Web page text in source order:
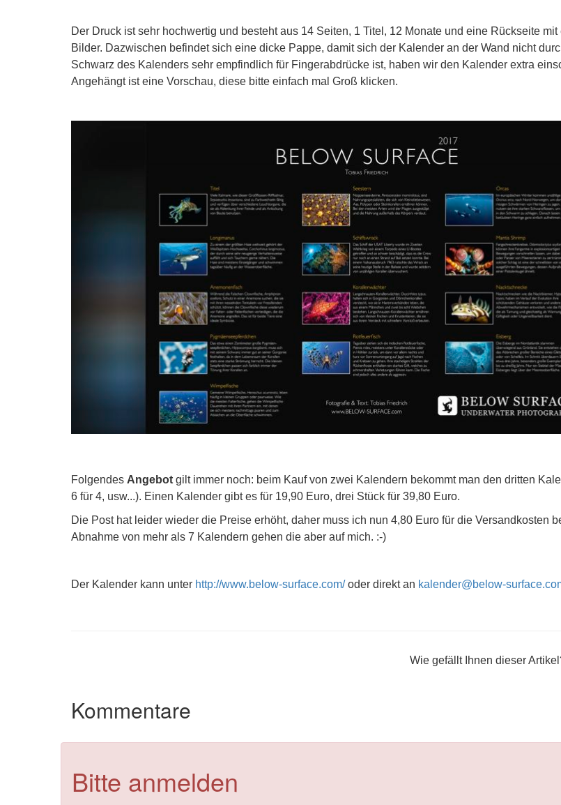
Der Druck ist sehr hochwertig und besteht aus 14 Seiten, 1 Titel, 12 Monate und eine Rückseite
Bilder. Dazwischen befindet sich eine dicke Pappe, damit sich der Kalender an der Wand nicht
Schwarz des Kalenders sehr empfindlich für Fingerabdrücke ist, haben wir den Kalender extra
Angehängt ist eine Vorschau, diese bitte einfach mal Groß klicken.
Folgendes Angebot gilt immer noch: beim Kauf von zwei Kalendern bekommt man den dritten
6 für 4, usw...). Einen Kalender gibt es für 19,90 Euro, drei Stück für 39,80 Euro.
Die Post hat leider wieder die Preise erhöht, daher muss ich nun 4,80 Euro für die Versandkosten
Abnahme von mehr als 7 Kalendern gehen die aber auf mich. :-)
Der Kalender kann unter http://www.below-surface.com/oder direkt an kalender@below-
Wie gefällt Ihnen dieser
Kommentare
Bitte anmelden